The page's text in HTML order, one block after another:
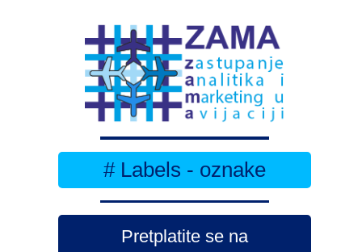
# Labels - oznake
Pretplatite se na